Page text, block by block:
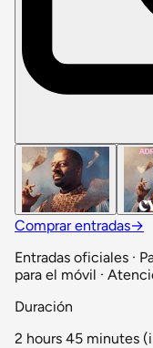
Comprar entradas→
Entradas oficiales ·
para el móvil ·
Duración
2 hours 45 minutes